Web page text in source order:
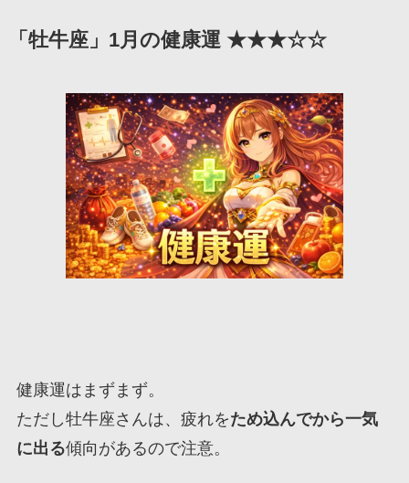
「牡牛座」1月の健康運 ★★★☆☆
健康運はまずまず。
ただし牡牛座さんは、疲れをため込んでから一気
に出る傾向があるので注意。